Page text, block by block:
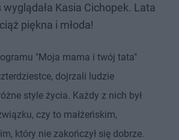
wyglądała Kasia Cichopek. Lata
piękna i młoda!
"Moja mama i twój tata"
dojrzali ludzie
style życia. Każdy z nich był
czy to małżeńskim,
który nie zakończył się dobrze.